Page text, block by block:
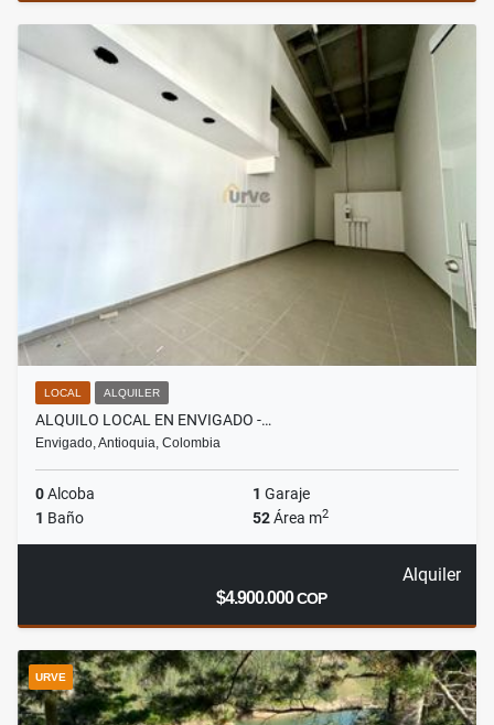
LOCAL ALQUILER
ALQUILO LOCAL EN ENVIGADO -…
Envigado, Antioquia, Colombia
0Alcoba 1 Garaje
1 Baño 52Área m2
Alquiler
$4.900.000COP
URVE